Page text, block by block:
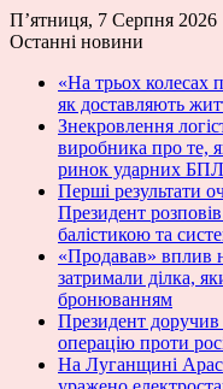
П’ятниця, 7 Серпня 2026
Останні новини
«На трьох колесах
як доставляють
Знекровлення
виробника про те,
ринок ударних
Перші результати
Президент
балістикою та
«Продавав» вплив
затримали ділка,
бронюванням
Президент доручив
операцію проти
На Луганщині